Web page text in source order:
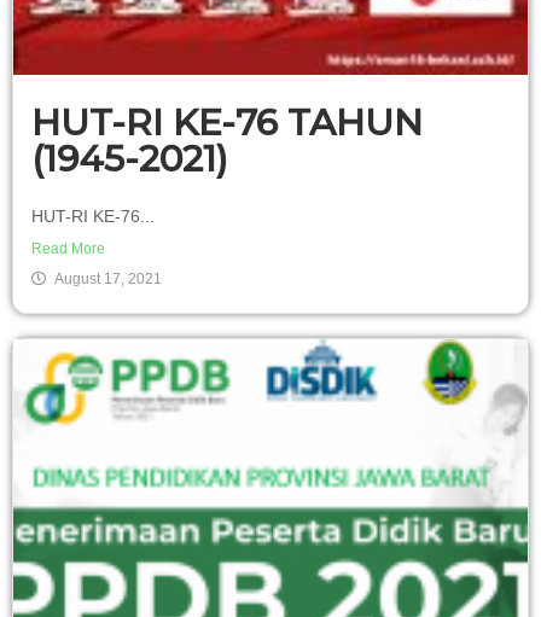
HUT-RI KE-76 TAHUN
(1945-2021)
HUT-RI KE-76...
Read More
August 17, 2021